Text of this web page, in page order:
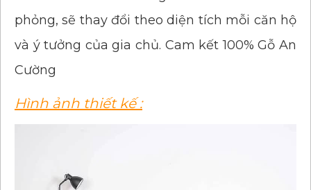
phỏng, sẽ thay đổi theo diện tích mỗi căn hộ
và ý tưởng của gia chủ. Cam kết 100% Gỗ An
Cường
Hình ảnh thiết kế :